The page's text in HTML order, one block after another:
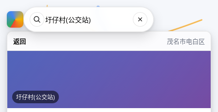
返回 茂名市电白区
圩仔村(公交站)